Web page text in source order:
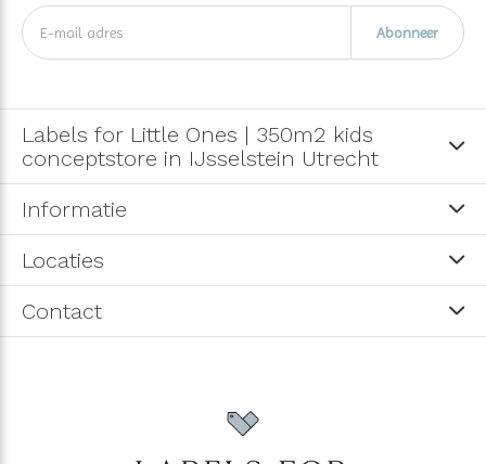
Abonneer
Labels for Little Ones | 350m2 kids
conceptstore in IJsselstein Utrecht
Informatie
Locaties
Contact